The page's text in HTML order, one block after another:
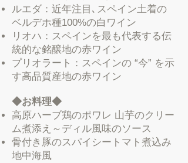
ルエダ：近年注目､スペイン土着の
ベルデホ種100%の白ワイン
リオハ：スペインを最も代表する伝
統的な銘醸地の赤ワイン
プリオラート：スペインの “今” を示
す高品質産地の赤ワイン
◆お料理◆
高原ハーブ鶏のポワレ 山芋のクリー
ム煮添え～ディル風味のソース
骨付き豚のスパイシートマト煮込み
地中海風